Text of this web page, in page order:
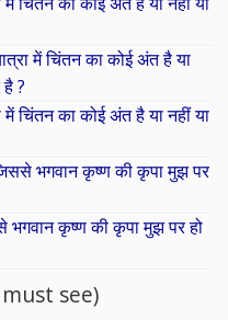
में चिंतन का कोई अंत है या
?
में चिंतन का कोई अंत है या नहीं या
भगवान कृष्ण की कृपा मुझ पर
कृष्ण की कृपा मुझ पर हो
see)